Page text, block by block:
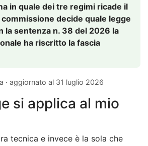
in quale dei tre regimi ricade il
decide quale legge
la sentenza n. 38 del 2026 la
ha riscritto la fascia
· aggiornato al 31 luglio 2026
si applica al mio
tecnica e invece è la sola che